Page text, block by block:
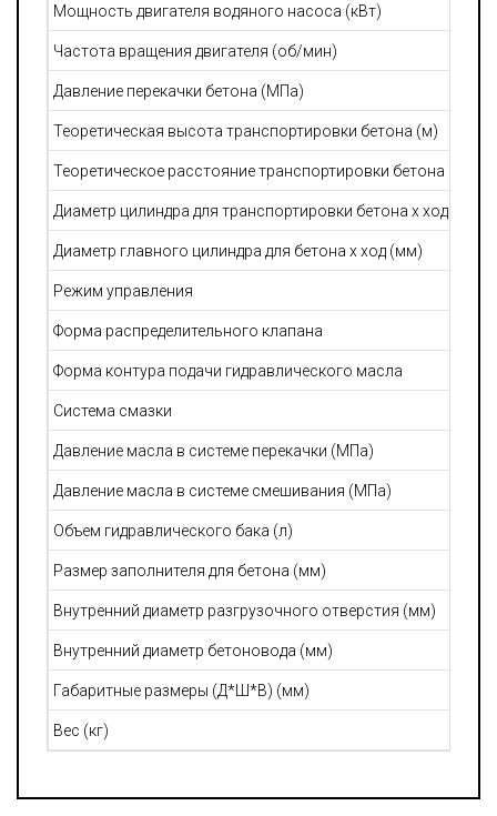
Мощность двигателя водяного насоса (кВт)
Частота вращения двигателя (об/мин)
Давление перекачки бетона (МПа)
Теоретическая высота транспортировки бетона (м)
Теоретическое расстояние транспортировки бетона по
Диаметр цилиндра для транспортировки бетона х ход (мм)
Диаметр главного цилиндра для бетона х ход (мм)
Режим управления
Форма распределительного клапана
Форма контура подачи гидравлического масла
Система смазки
Давление масла в системе перекачки (МПа)
Давление масла в системе смешивания (МПа)
Объем гидравлического бака (л)
Размер заполнителя для бетона (мм)
Внутренний диаметр разгрузочного отверстия (мм)
Внутренний диаметр бетоновода (мм)
Габаритные размеры (Д*Ш*В) (мм)
Вес (кг)